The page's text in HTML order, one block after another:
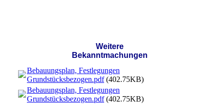
Weitere
Bekanntmachungen
Bebauungsplan, Festlegungen
Grundstücksbezogen.pdf(402.75KB)
Bebauungsplan, Festlegungen
Grundstücksbezogen.pdf(402.75KB)